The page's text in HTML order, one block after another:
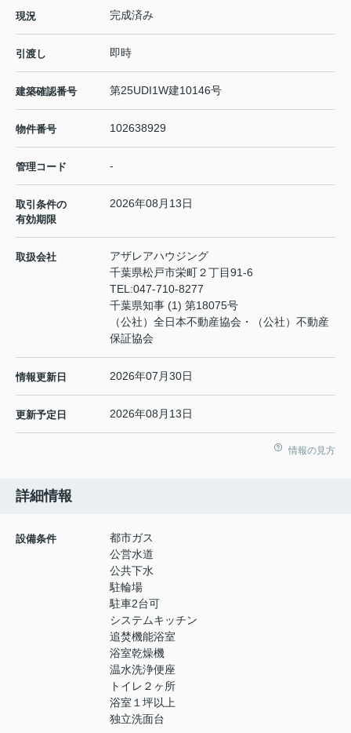
現況 完成済み
引渡し 即時
建築確認番号 第25UDI1W建10146号
物件番号 102638929
管理コード -
取引条件の
有効期限
2026年08月13日
取扱会社
アザレアハウジング
千葉県松戸市栄町２丁目91-6
TEL:047-710-8277
千葉県知事 (1) 第18075号
（公社）全日本不動産協会・（公社）不動産
保証協会
情報更新日 2026年07月30日
更新予定日 2026年08月13日
情報の見方
詳細情報
設備条件
都市ガス
公営水道
公共下水
駐輪場
駐車2台可
システムキッチン
追焚機能浴室
浴室乾燥機
温水洗浄便座
トイレ２ヶ所
浴室１坪以上
独立洗面台